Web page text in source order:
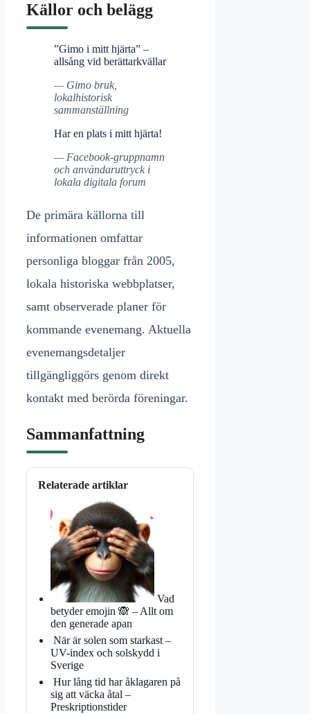
Källor och belägg
”Gimo i mitt hjärta” –
allsång vid berättarkvällar
— Gimo bruk,
lokalhistorisk
sammanställning
Har en plats i mitt hjärta!
— Facebook-gruppnamn
och användaruttryck i
lokala digitala forum
De primära källorna till
informationen omfattar
personliga bloggar från 2005,
lokala historiska webbplatser,
samt observerade planer för
kommande evenemang. Aktuella
evenemangsdetaljer
tillgängliggörs genom direkt
kontakt med berörda föreningar.
Sammanfattning
Relaterade artiklar
Vad
betyder emojin 🙈 – Allt om
den generade apan
När är solen som starkast –
UV-index och solskydd i
Sverige
Hur lång tid har åklagaren på
sig att väcka åtal –
Preskriptionstider